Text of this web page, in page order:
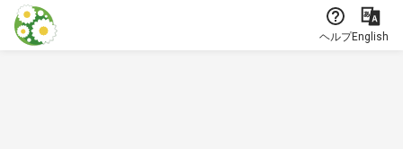
本文に飛ぶ
ヘルプEnglish